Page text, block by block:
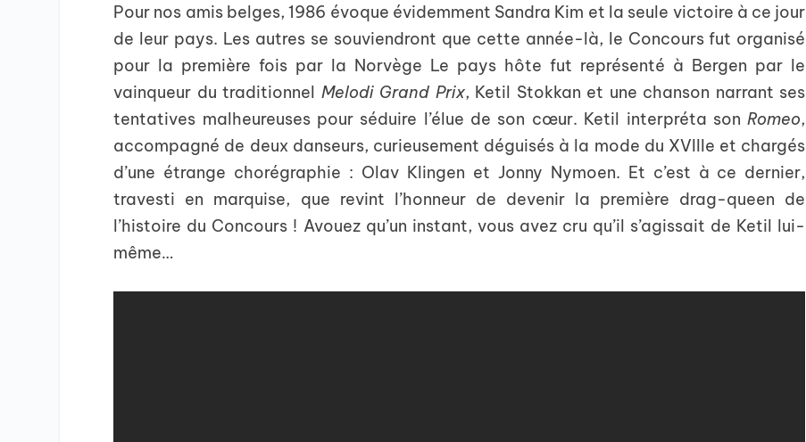
Pour nos amis belges, 1986 évoque évidemment Sandra Kim et la seule victoire à ce jour
de leur pays. Les autres se souviendront que cette année-là, le Concours fut organisé
pour la première fois par la Norvège Le pays hôte fut représenté à Bergen par le
vainqueur du traditionnel Melodi Grand Prix, Ketil Stokkan et une chanson narrant ses
tentatives malheureuses pour séduire l’élue de son cœur. Ketil interpréta sonRomeo,
accompagné de deux danseurs, curieusement déguisés à la mode du XVIIIe et chargés
d’une étrange chorégraphie : Olav Klingen et Jonny Nymoen. Et c’est à ce dernier,
travesti en marquise, que revint l’honneur de devenir la première drag-queen de
l’histoire du Concours ! Avouez qu’un instant, vous avez cru qu’il s’agissait de Ketil lui-
même…